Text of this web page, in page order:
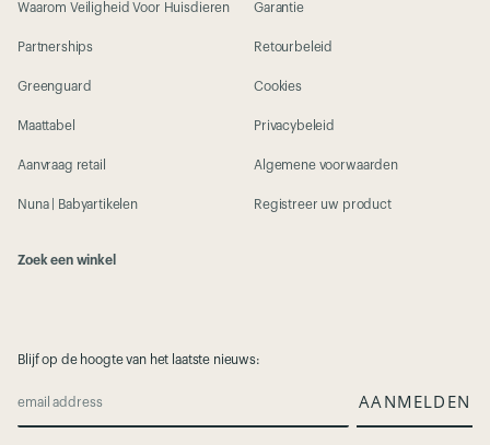
Waarom Veiligheid Voor Huisdieren
Partnerships
Greenguard
Maattabel
Aanvraag retail
Nuna | Babyartikelen
Zoek een winkel
Garantie
Retourbeleid
Cookies
Privacybeleid
Algemene voorwaarden
Registreer uw product
Blijf op de hoogte van het laatste nieuws:
email address AANMELDEN